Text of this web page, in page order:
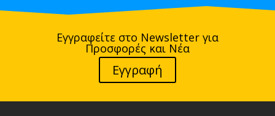
Εγγραφείτε στο Newsletter για
Προσφορές και Νέα
Εγγραφή